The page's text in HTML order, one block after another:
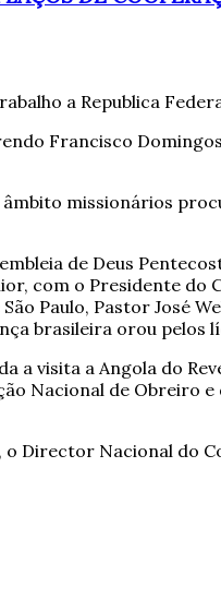
a Republica
Francisco
missionários
de Deus
com o Presidente do
Paulo, Pastor José
brasileira orou pelos
a visita a Angola do
Nacional de Obreiro
Director Nacional do